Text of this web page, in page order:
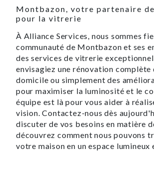
Montbazon, votre partenaire
pour la vitrerie
À Alliance Services, nous sommes
communauté de Montbazon et ses
des services de vitrerie
envisagiez une rénovation complète
domicile ou simplement des
pour maximiser la luminosité et le
équipe est là pour vous aider à
vision. Contactez-nous dès
discuter de vos besoins en matière
découvrez comment nous pouvons
votre maison en un espace lumineux